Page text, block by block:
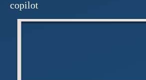
copilot